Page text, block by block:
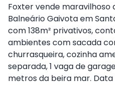
Foxter vende
Balneário Gaivota em
com 138m² privativos,
ambientes com sacada
churrasqueira, cozinha
separada, 1 vaga de
metros da beira mar.